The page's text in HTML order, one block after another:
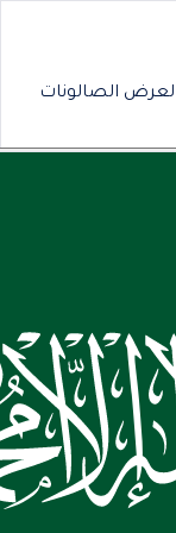
لعرض الصالونات